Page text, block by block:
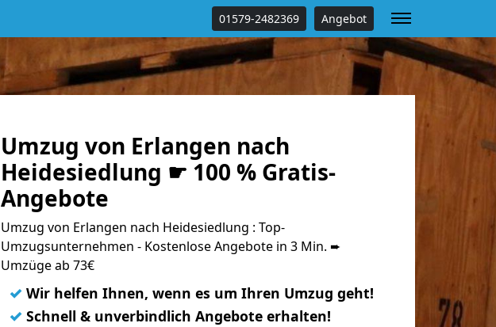
01579-2482369 Angebot
Umzug von Erlangen nach
Heidesiedlung ☛ 100 % Gratis-
Angebote
Umzug von Erlangen nach Heidesiedlung : Top-
Umzugsunternehmen - Kostenlose Angebote in 3 Min. ➨
Umzüge ab 73€
✓ Wir helfen Ihnen, wenn es um Ihren Umzug geht!
✓ Schnell & unverbindlich Angebote erhalten!